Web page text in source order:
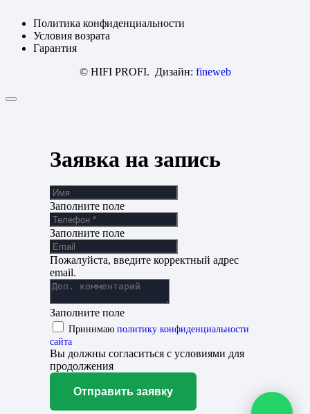
Политика конфиденциальности
Условия возрата
Гарантия
© HIFI PROFI. Дизайн: fineweb
Заявка на запись
Заполните поле
Заполните поле
Пожалуйста, введите корректный адрес
email.
Заполните поле
Принимаю политику конфиденциальности
сайта
Вы должны согласиться с условиями для
продолжения
Отправить заявку